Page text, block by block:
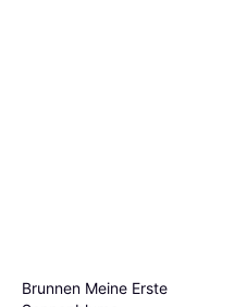
Brunnen Meine Erste